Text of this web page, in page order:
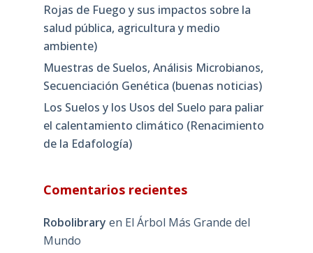
Rojas de Fuego y sus impactos sobre la
salud pública, agricultura y medio
ambiente)
Muestras de Suelos, Análisis Microbianos,
Secuenciación Genética (buenas noticias)
Los Suelos y los Usos del Suelo para paliar
el calentamiento climático (Renacimiento
de la Edafología)
Comentarios recientes
Robolibrary en El Árbol Más Grande del
Mundo